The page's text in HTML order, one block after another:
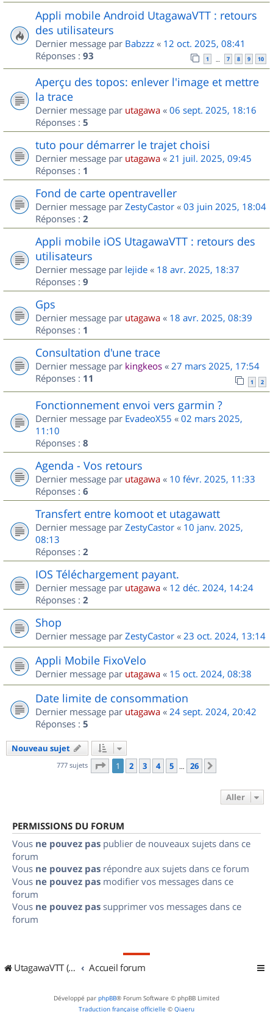
Appli mobile Android UtagawaVTT : retours
des utilisateurs
Dernier message par Babzzz « 12 oct. 2025, 08:41
Réponses : 93 1 … 7 8 9 10
Aperçu des topos: enlever l'image et mettre
la trace
Dernier message par utagawa « 06 sept. 2025, 18:16
Réponses : 5
tuto pour démarrer le trajet choisi
Dernier message par utagawa « 21 juil. 2025, 09:45
Réponses : 1
Fond de carte opentraveller
Dernier message par ZestyCastor « 03 juin 2025, 18:04
Réponses : 2
Appli mobile iOS UtagawaVTT : retours des
utilisateurs
Dernier message par lejide « 18 avr. 2025, 18:37
Réponses : 9
Gps
Dernier message par utagawa « 18 avr. 2025, 08:39
Réponses : 1
Consultation d'une trace
Dernier message par kingkeos « 27 mars 2025, 17:54
Réponses : 11 1 2
Fonctionnement envoi vers garmin ?
Dernier message par EvadeoX55 « 02 mars 2025,
11:10
Réponses : 8
Agenda - Vos retours
Dernier message par utagawa « 10 févr. 2025, 11:33
Réponses : 6
Transfert entre komoot et utagawatt
Dernier message par ZestyCastor « 10 janv. 2025,
08:13
Réponses : 2
IOS Téléchargement payant.
Dernier message par utagawa « 12 déc. 2024, 14:24
Réponses : 2
Shop
Dernier message par ZestyCastor « 23 oct. 2024, 13:14
Appli Mobile FixoVelo
Dernier message par utagawa « 15 oct. 2024, 08:38
Date limite de consommation
Dernier message par utagawa « 24 sept. 2024, 20:42
Réponses : 5
Nouveau sujet
777 sujets Page 1sur
1 2 3 4 5 … 26
Aller
PERMISSIONS DU FORUM
Vous ne pouvez pas publier de nouveaux sujets dans ce
forum
Vous ne pouvez pas répondre aux sujets dans ce forum
Vous ne pouvez pas modifier vos messages dans ce
forum
Vous ne pouvez pas supprimer vos messages dans ce
forum
UtagawaVTT (Randos VTT et VTTAE avec traces GPS) Accueil forum
Développé par phpBB® Forum Software © phpBB Limited
Traduction française officielle © Qiaeru